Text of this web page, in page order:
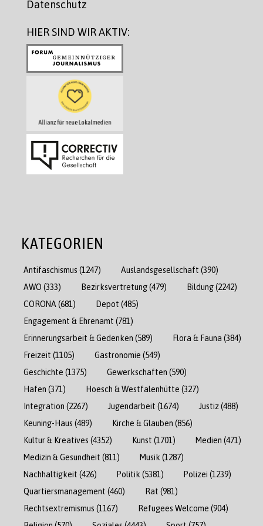
Datenschutz
HIER SIND WIR AKTIV:
KATEGORIEN
Antifaschismus (1247) Auslandsgesellschaft (390)
AWO (333) Bezirksvertretung(479) Bildung(2242)
CORONA (681) Depot (485)
Engagement & Ehrenamt (781)
Erinnerungsarbeit & Gedenken (589) Flora & Fauna (384)
Freizeit (1105) Gastronomie (549)
Geschichte (1375) Gewerkschaften (590)
Hafen (371) Hoesch & Westfalenhütte (327)
Integration (2267) Jugendarbeit (1674) Justiz(488)
Keuning-Haus (489) Kirche & Glauben (856)
Kultur & Kreatives (4352) Kunst (1701) Medien (471)
Medizin & Gesundheit (811) Musik (1287)
Nachhaltigkeit (426) Politik (5381) Polizei (1239)
Quartiersmanagement (460) Rat (981)
Rechtsextremismus (1167) Refugees Welcome (904)